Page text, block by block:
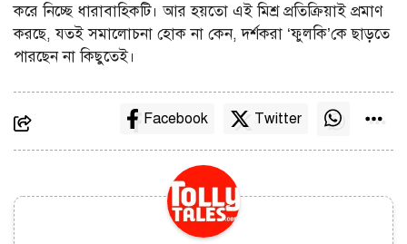
করে নিচ্ছে ধারাবাহিকটি। আর হয়তো এই মিশ্র প্রতিক্রিয়াই প্রমাণ
করছে, যতই সমালোচনা হোক না কেন, দর্শকরা ‘ফুলকি’কে ছাড়তে
পারছেন না কিছুতেই।
Facebook Twitter